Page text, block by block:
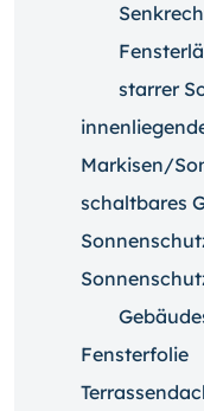
starrer
Markisen/
schaltbares
Fensterfolie